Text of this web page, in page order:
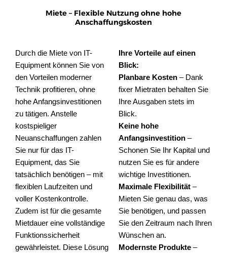
Miete – Flexible Nutzung ohne hohe
Anschaffungskosten
Durch die Miete von IT-
Equipment können Sie von
den Vorteilen moderner
Technik profitieren, ohne
hohe Anfangsinvestitionen
zu tätigen. Anstelle
kostspieliger
Neuanschaffungen zahlen
Sie nur für das IT-
Equipment, das Sie
tatsächlich benötigen – mit
flexiblen Laufzeiten und
voller Kostenkontrolle.
Zudem ist für die gesamte
Mietdauer eine vollständige
Funktionssicherheit
gewährleistet. Diese Lösung
Ihre Vorteile auf einen
Blick:
Planbare Kosten – Dank
fixer Mietraten behalten Sie
Ihre Ausgaben stets im
Blick.
Keine hohe
Anfangsinvestition –
Schonen Sie Ihr Kapital und
nutzen Sie es für andere
wichtige Investitionen.
Maximale Flexibilität –
Mieten Sie genau das, was
Sie benötigen, und passen
Sie den Zeitraum nach Ihren
Wünschen an.
Modernste Produkte –